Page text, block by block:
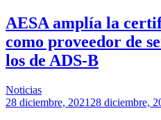
AESA amplía la
como proveedor de
los de ADS-B
Noticias
28 diciembre, 2021 28 diciembre,